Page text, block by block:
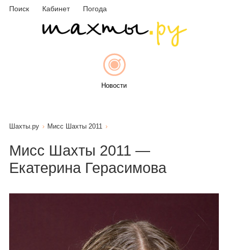
Поиск Кабинет Погода
Новости
Каталог
Шахты.ру Мисс Шахты 2011
Мисс Шахты 2011 —
Екатерина Герасимова